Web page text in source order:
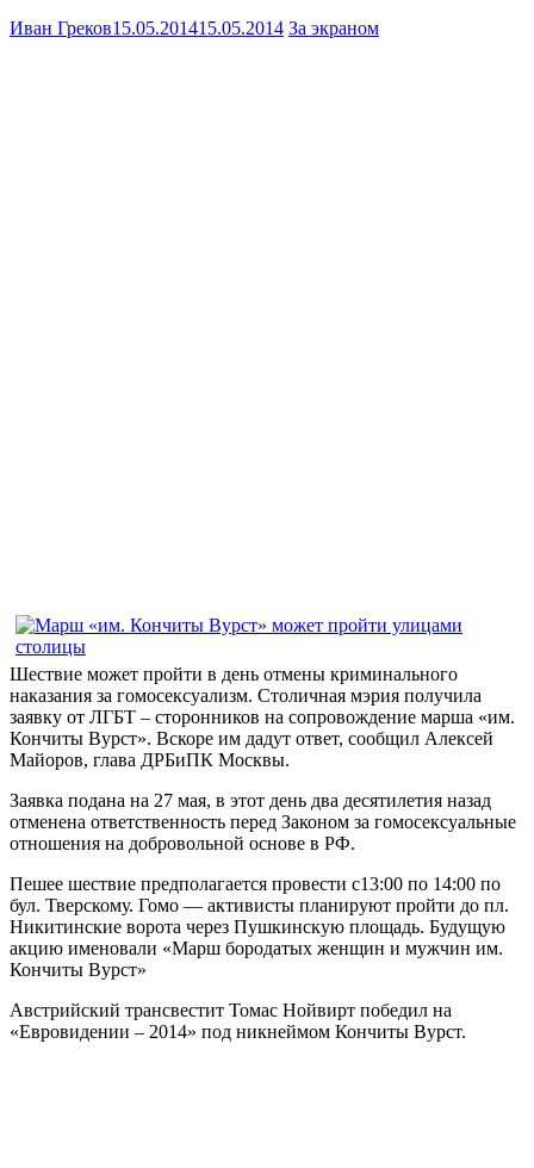
Иван Греков15.05.201415.05.2014 За экраном
Шествие может пройти в день отмены криминального
наказания за гомосексуализм. Столичная мэрия получила
заявку от ЛГБТ – сторонников на сопровождение марша «им.
Кончиты Вурст». Вскоре им дадут ответ, сообщил Алексей
Майоров, глава ДРБиПК Москвы.
Заявка подана на 27 мая, в этот день два десятилетия назад
отменена ответственность перед Законом за гомосексуальные
отношения на добровольной основе в РФ.
Пешее шествие предполагается провести с13:00 по 14:00 по
бул. Тверскому. Гомо — активисты планируют пройти до пл.
Никитинские ворота через Пушкинскую площадь. Будущую
акцию именовали «Марш бородатых женщин и мужчин им.
Кончиты Вурст»
Австрийский трансвестит Томас Нойвирт победил на
«Евровидении – 2014» под никнеймом Кончиты Вурст.